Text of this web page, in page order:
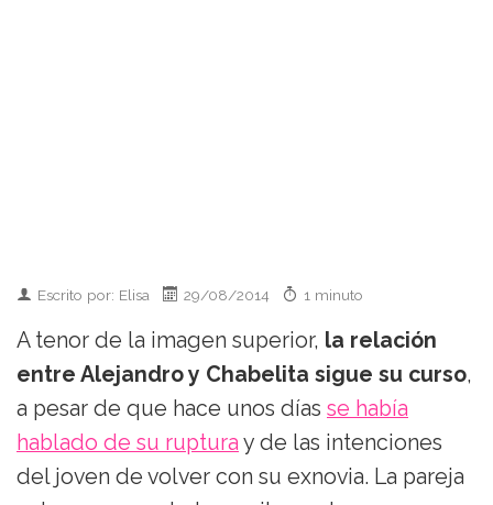
Escrito por: Elisa 29/08/2014 1 minuto
A tenor de la imagen superior, la relación
entre Alejandro y Chabelita sigue su curso,
a pesar de que hace unos días se había
hablado de su ruptura y de las intenciones
del joven de volver con su exnovia. La pareja